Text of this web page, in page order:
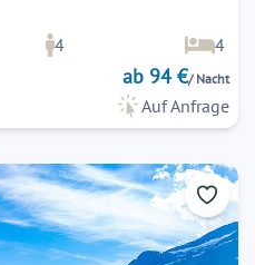
4
4
ab 94 €/ Nacht
Auf Anfrage